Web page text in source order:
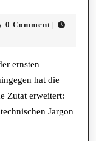
0 Comment
ernsten
hat die
Zutat erweitert:
Jargon